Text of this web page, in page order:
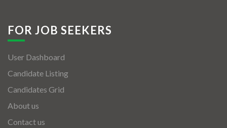
FOR JOB SEEKERS
User Dashboard
Candidate Listing
Candidates Grid
About us
Contact us